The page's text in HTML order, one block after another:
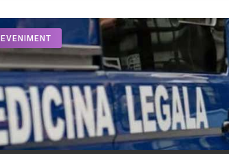
EVENIMENT